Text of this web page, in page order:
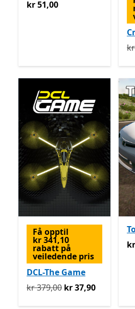
kr 51,00
kr 51,00
Få opptil
kr 341,10
rabatt på
veiledende pris
DCL-The Game
Opprinnelig kr 379,00 nå kr
kr 379,00 kr 37,90